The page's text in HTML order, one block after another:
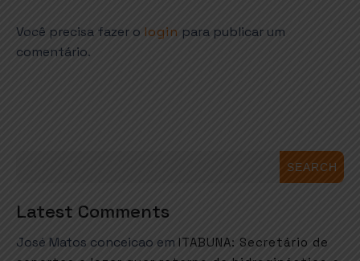
Você precisa fazer o login para publicar um
comentário.
SEARCH
Latest Comments
José Matos conceicao em ITABUNA: Secretário de